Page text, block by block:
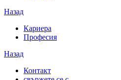
Назад
Кариера
Професия
Назад
Контакт